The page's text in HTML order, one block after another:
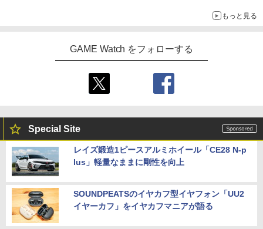
ダース [BEE-P-AADLA NSW2 スプラト
￥6,740
【メール便発送】【新品】任天堂 Ninte
【PS5】 ELJM-30827
【楽天ブックス限定連動購入特典+楽天
y】(キャラファインボード+キャスト複
製サイン入り複製原画セット+原作者・
コンテ+他) [ 野田サトル ]
もっと見る
GAME Watch をフォローする
Special Site
レイズ鍛造1ピースアルミホイール「CE28 N-p
lus」軽量なままに剛性を向上
SOUNDPEATSのイヤカフ型イヤフォン「UU2
イヤーカフ」をイヤカフマニアが語る